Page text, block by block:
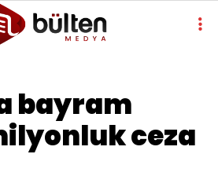
bayram
ceza